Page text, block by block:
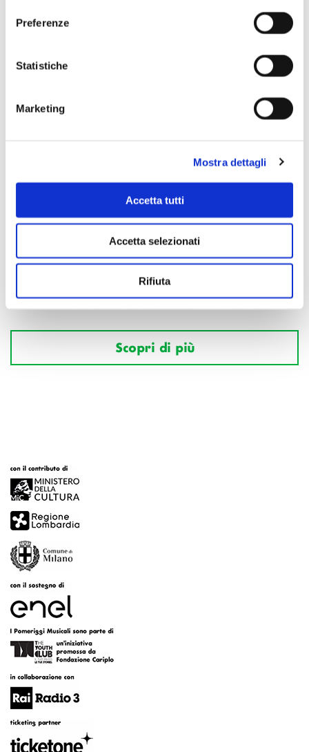
Preferenze
Statistiche
Marketing
Mostra dettagli
Accetta tutti
Accetta selezionati
Rifiuta
Scopri di più